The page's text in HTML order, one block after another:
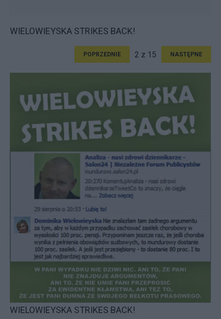
WIELOWIEYSKA STRIKES BACK!
POPRZEDNIE 2 z 15 NASTĘPNE
WIELOWIEYSKA STRIKES BACK!